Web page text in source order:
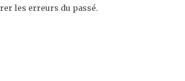
les erreurs du passé.